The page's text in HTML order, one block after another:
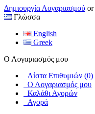
Δημιουργία Λογαριασμού or
Γλώσσα
English
Greek
Ο Λογαριασμός μου
Λίστα Επιθυμιών (0)
Ο Λογαριασμός μου
Καλάθι Αγορών
Αγορά